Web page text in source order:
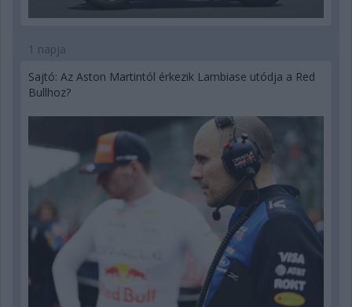
1 napja
Sajtó: Az Aston Martintól érkezik Lambiase utódja a Red
Bullhoz?